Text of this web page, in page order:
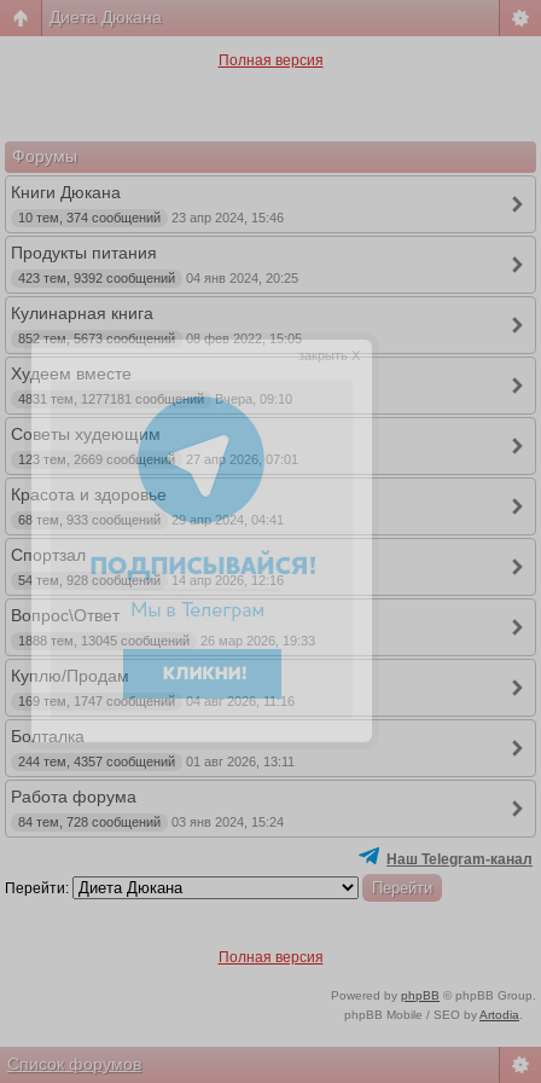
Диета Дюкана
Полная версия
Форумы
Книги Дюкана
10 тем, 374 сообщений 23 апр 2024, 15:46
Продукты питания
423 тем, 9392 сообщений 04 янв 2024, 20:25
Кулинарная книга
852 тем, 5673 сообщений 08 фев 2022, 15:05
Худеем вместе
4831 тем, 1277181 сообщений Вчера, 09:10
Советы худеющим
123 тем, 2669 сообщений 27 апр 2026, 07:01
Красота и здоровье
68 тем, 933 сообщений 29 апр 2024, 04:41
Спортзал
54 тем, 928 сообщений 14 апр 2026, 12:16
Вопрос\Ответ
1888 тем, 13045 сообщений 26 мар 2026, 19:33
Куплю/Продам
169 тем, 1747 сообщений 04 авг 2026, 11:16
Болталка
244 тем, 4357 сообщений 01 авг 2026, 13:11
Работа форума
84 тем, 728 сообщений 03 янв 2024, 15:24
Наш Telegram-канал
Перейти:
Полная версия
Powered by phpBB © phpBB Group.
phpBB Mobile / SEO byArtodia
Список форумов
закрыть X